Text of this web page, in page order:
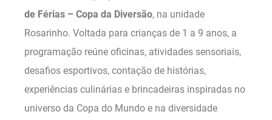
de Férias – Copa da Diversão, na unidade
Rosarinho. Voltada para crianças de 1 a 9 anos, a
programação reúne oficinas, atividades sensoriais,
desafios esportivos, contação de histórias,
experiências culinárias e brincadeiras inspiradas no
universo da Copa do Mundo e na diversidade